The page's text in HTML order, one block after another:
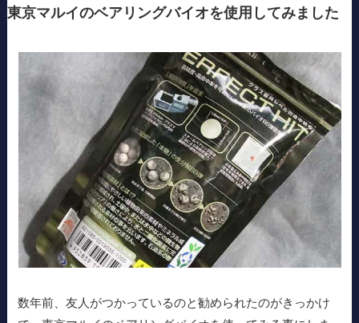
東京マルイのベアリングバイオを使用してみました
数年前、友人がつかっているのと勧められたのがきっかけ